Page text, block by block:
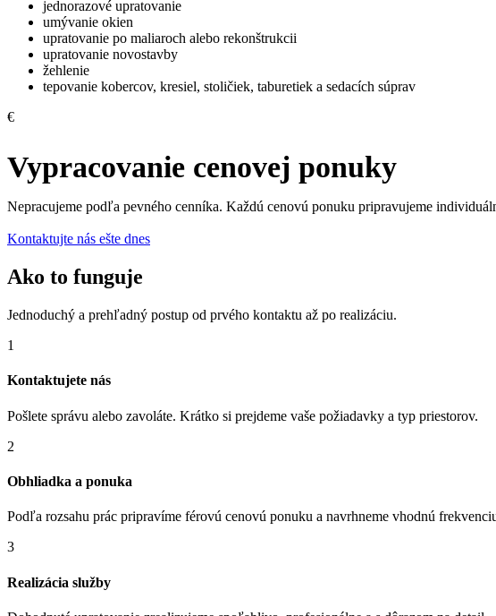
jednorazové upratovanie
umývanie okien
upratovanie po maliaroch alebo rekonštrukcii
upratovanie novostavby
žehlenie
tepovanie kobercov, kresiel, stoličiek, taburetiek a sedacích súprav
€
Vypracovanie cenovej ponuky
Nepracujeme podľa pevného cenníka. Každú cenovú ponuku pripravujeme
Kontaktujte nás ešte dnes
Ako to funguje
Jednoduchý a prehľadný postup od prvého kontaktu až po realizáciu.
1
Kontaktujete nás
Pošlete správu alebo zavoláte. Krátko si prejdeme vaše požiadavky a typ priestorov.
2
Obhliadka a ponuka
Podľa rozsahu prác pripravíme férovú cenovú ponuku a navrhneme vhodnú
3
Realizácia služby